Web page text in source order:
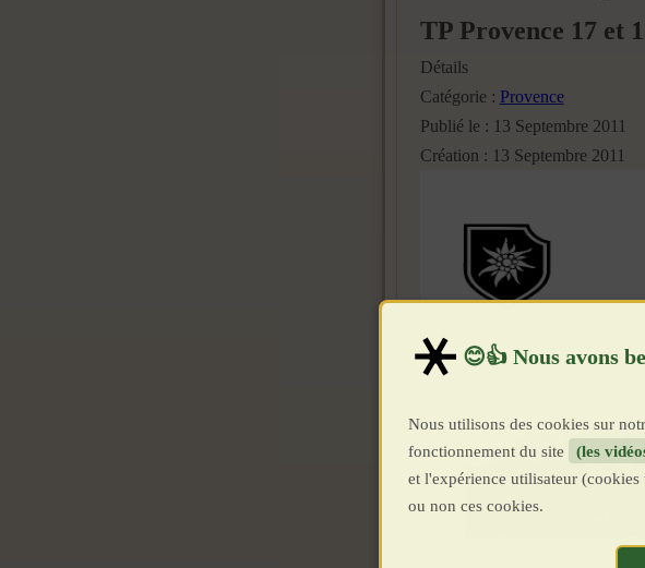
TP Provence 17 et
Détails
Catégorie : Provence
Publié le : 13 Septembre 2011
Création : 13 Septembre 2011
Nous utilisons des cookies sur
fonctionnement du site
(les
et l'expérience utilisateur
ou non ces cookies.